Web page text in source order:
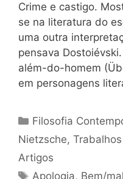
Crime e castigo.
se na literatura do
uma outra
pensava
além-do-homem
em personagens
Categorias
Filosofia
Nietzsche,
Artigos
Tags
Apologia, Bem/mal